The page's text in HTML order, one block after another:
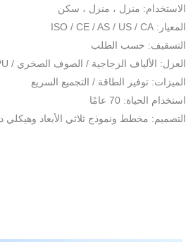
الاستخدام: منزل ، منزل ، سكن
المعيار: ISO / CE / AS / US / CA
التسقيف: حسب الطلب
العزل: الألياف الزجاجية / الصوف الصخري / PU
الميزات: توفير الطاقة / التجميع السريع
استخدام الحياة: 70 عامًا
التصميم: مخطط ونموذج ثلاثي الأبعاد وهيكلي د